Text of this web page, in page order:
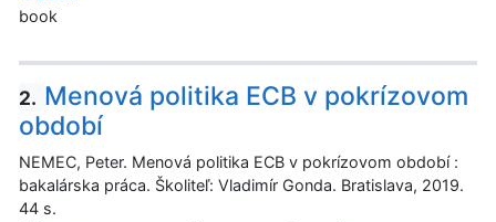
book
2. Menová politika ECB v pokrízovom
období
NEMEC, Peter. Menová politika ECB v pokrízovom období :
bakalárska práca. Školiteľ: Vladimír Gonda. Bratislava, 2019.
44 s.